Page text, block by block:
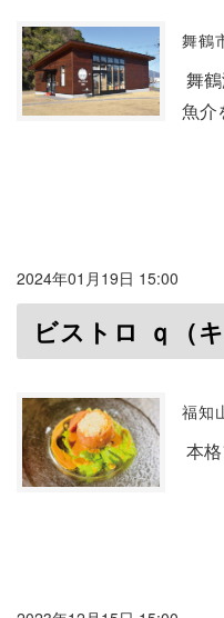
舞鶴
舞
魚介
2024年01月19日 15:00
ビストロ ｑ（キ
福知
本